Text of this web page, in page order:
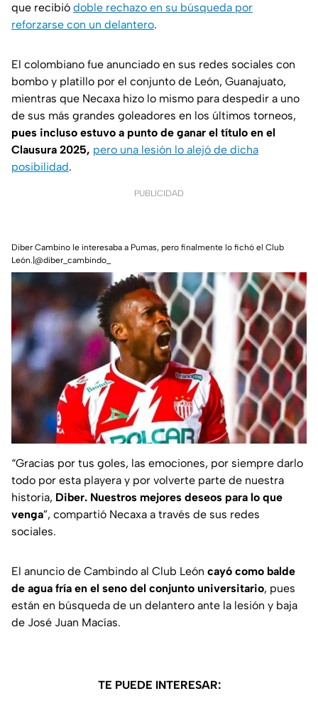
que recibió doble rechazo en su búsqueda por
reforzarse con un delantero.
El colombiano fue anunciado en sus redes sociales con
bombo y platillo por el conjunto de León, Guanajuato,
mientras que Necaxa hizo lo mismo para despedir a uno
de sus más grandes goleadores en los últimos torneos,
pues incluso estuvo a punto de ganar el título en el
Clausura 2025, pero una lesión lo alejó de dicha
posibilidad.
PUBLICIDAD
Diber Cambino le interesaba a Pumas, pero finalmente lo fichó el Club
León.|@diber_cambindo_
“Gracias por tus goles, las emociones, por siempre darlo
todo por esta playera y por volverte parte de nuestra
historia, Diber. Nuestros mejores deseos para lo que
venga”, compartió Necaxa a través de sus redes
sociales.
El anuncio de Cambindo al Club León cayó como balde
de agua fría en el seno del conjunto universitario, pues
están en búsqueda de un delantero ante la lesión y baja
de José Juan Macías.
TE PUEDE INTERESAR: